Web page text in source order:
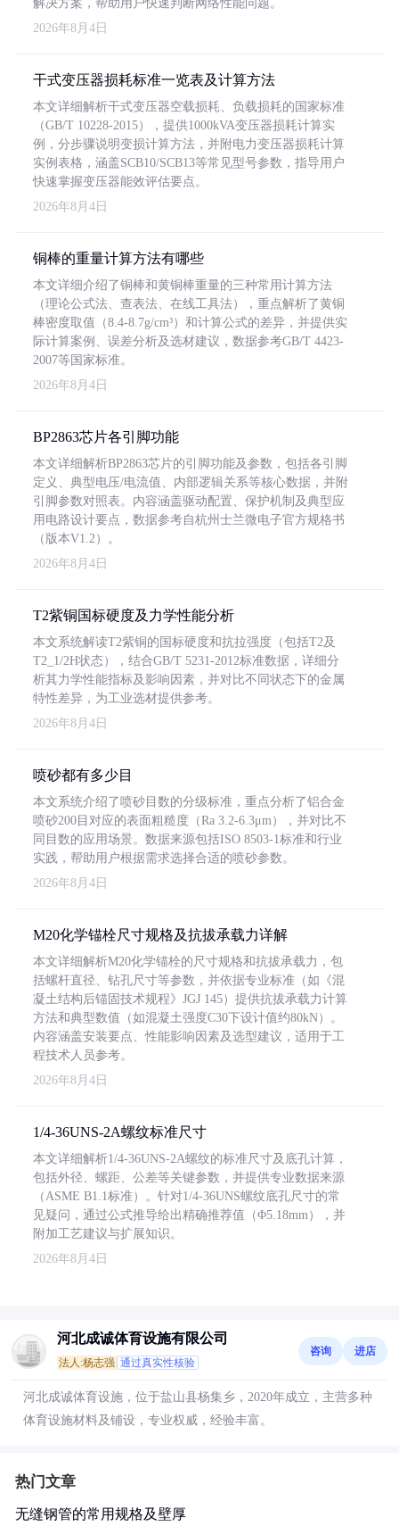
解决方案，帮助用户快速判断网络性能问题。
2026年8月4日
干式变压器损耗标准一览表及计算方法
本文详细解析干式变压器空载损耗、负载损耗的国家标准
（GB/T 10228-2015），提供1000kVA变压器损耗计算实
例，分步骤说明变损计算方法，并附电力变压器损耗计算
实例表格，涵盖SCB10/SCB13等常见型号参数，指导用户
快速掌握变压器能效评估要点。
2026年8月4日
铜棒的重量计算方法有哪些
本文详细介绍了铜棒和黄铜棒重量的三种常用计算方法
（理论公式法、查表法、在线工具法），重点解析了黄铜
棒密度取值（8.4-8.7g/cm³）和计算公式的差异，并提供实
际计算案例、误差分析及选材建议，数据参考GB/T 4423-
2007等国家标准。
2026年8月4日
BP2863芯片各引脚功能
本文详细解析BP2863芯片的引脚功能及参数，包括各引脚
定义、典型电压/电流值、内部逻辑关系等核心数据，并附
引脚参数对照表。内容涵盖驱动配置、保护机制及典型应
用电路设计要点，数据参考自杭州士兰微电子官方规格书
（版本V1.2）。
2026年8月4日
T2紫铜国标硬度及力学性能分析
本文系统解读T2紫铜的国标硬度和抗拉强度（包括T2及
T2_1/2H状态），结合GB/T 5231-2012标准数据，详细分
析其力学性能指标及影响因素，并对比不同状态下的金属
特性差异，为工业选材提供参考。
2026年8月4日
喷砂都有多少目
本文系统介绍了喷砂目数的分级标准，重点分析了铝合金
喷砂200目对应的表面粗糙度（Ra 3.2-6.3μm），并对比不
同目数的应用场景。数据来源包括ISO 8503-1标准和行业
实践，帮助用户根据需求选择合适的喷砂参数。
2026年8月4日
M20化学锚栓尺寸规格及抗拔承载力详解
本文详细解析M20化学锚栓的尺寸规格和抗拔承载力，包
括螺杆直径、钻孔尺寸等参数，并依据专业标准（如《混
凝土结构后锚固技术规程》JGJ 145）提供抗拔承载力计算
方法和典型数值（如混凝土强度C30下设计值约80kN）。
内容涵盖安装要点、性能影响因素及选型建议，适用于工
程技术人员参考。
2026年8月4日
1/4-36UNS-2A螺纹标准尺寸
本文详细解析1/4-36UNS-2A螺纹的标准尺寸及底孔计算，
包括外径、螺距、公差等关键参数，并提供专业数据来源
（ASME B1.1标准）。针对1/4-36UNS螺纹底孔尺寸的常
见疑问，通过公式推导给出精确推荐值（Φ5.18mm），并
附加工艺建议与扩展知识。
2026年8月4日
河北成诚体育设施有限公司
法人:杨志强 通过真实性核验
咨询 进店
河北成诚体育设施，位于盐山县杨集乡，2020年成立，主营多种
体育设施材料及铺设，专业权威，经验丰富。
热门文章
无缝钢管的常用规格及壁厚